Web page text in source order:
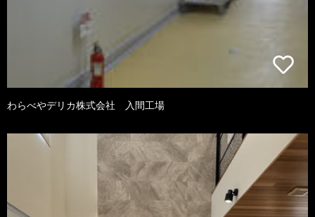
わらべやデリカ株式会社 入間工場